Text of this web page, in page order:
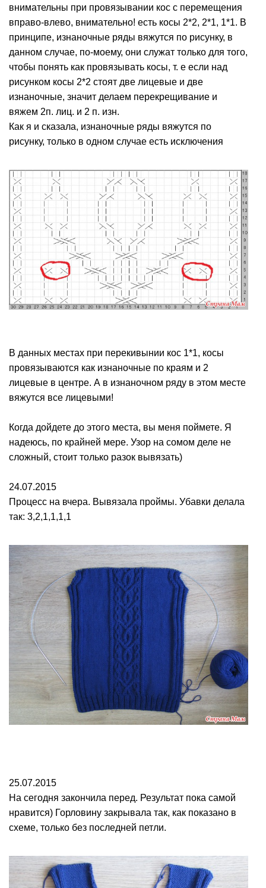
внимательны при провязывании кос с перемещения
вправо-влево, внимательно! есть косы 2*2, 2*1, 1*1. В
принципе, изнаночные ряды вяжутся по рисунку, в
данном случае, по-моему, они служат только для того,
чтобы понять как провязывать косы, т. е если над
рисунком косы 2*2 стоят две лицевые и две
изнаночные, значит делаем перекрещивание и
вяжем 2п. лиц. и 2 п. изн.
Как я и сказала, изнаночные ряды вяжутся по
рисунку, только в одном случае есть исключения
В данных местах при перекивынии кос 1*1, косы
провязываются как изнаночные по краям и 2
лицевые в центре. А в изнаночном ряду в этом месте
вяжутся все лицевыми!
Когда дойдете до этого места, вы меня поймете. Я
надеюсь, по крайней мере. Узор на сомом деле не
сложный, стоит только разок вывязать)
24.07.2015
Процесс на вчера. Вывязала проймы. Убавки делала
так: 3,2,1,1,1,1
25.07.2015
На сегодня закончила перед. Результат пока самой
нравится) Горловину закрывала так, как показано в
схеме, только без последней петли.